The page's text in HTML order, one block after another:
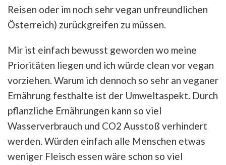
Reisen oder im noch sehr vegan unfreundlichen
Österreich) zurückgreifen zu müssen.
Mir ist einfach bewusst geworden wo meine
Prioritäten liegen und ich würde clean vor vegan
vorziehen. Warum ich dennoch so sehr an veganer
Ernährung festhalte ist der Umweltaspekt. Durch
pflanzliche Ernährungen kann so viel
Wasserverbrauch und CO2 Ausstoß verhindert
werden. Würden einfach alle Menschen etwas
weniger Fleisch essen wäre schon so viel